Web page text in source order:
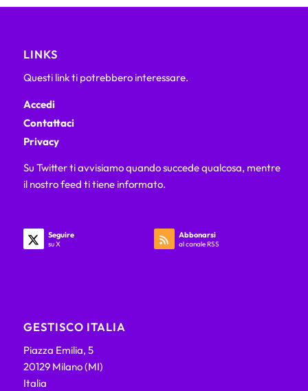
LINKS
Questi link ti potrebbero interessare.
Accedi
Contattaci
Privacy
Su Twitter ti avvisiamo quando succede qualcosa, mentre
il nostro feed ti tiene informato.
Seguire
su X
Abbonarsi
al canale RSS
GESTISCO ITALIA
Piazza Emilia, 5
20129 Milano (MI)
Italia